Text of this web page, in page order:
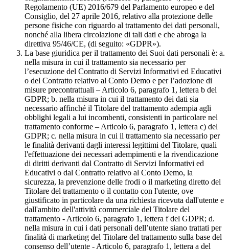
Regolamento (UE) 2016/679 del Parlamento europeo e del
Consiglio, del 27 aprile 2016, relativo alla protezione delle
persone fisiche con riguardo al trattamento dei dati personali,
nonché alla libera circolazione di tali dati e che abroga la
direttiva 95/46/CE, (di seguito: «GDPR»).
La base giuridica per il trattamento dei Suoi dati personali è: a.
nella misura in cui il trattamento sia necessario per
l’esecuzione del Contratto di Servizi Informativi ed Educativi
o del Contratto relativo al Conto Demo e per l’adozione di
misure precontrattuali – Articolo 6, paragrafo 1, lettera b del
GDPR; b. nella misura in cui il trattamento dei dati sia
necessario affinché il Titolare del trattamento adempia agli
obblighi legali a lui incombenti, consistenti in particolare nel
trattamento conforme – Articolo 6, paragrafo 1, lettera c) del
GDPR; c. nella misura in cui il trattamento sia necessario per
le finalità derivanti dagli interessi legittimi del Titolare, quali
l'effettuazione dei necessari adempimenti e la rivendicazione
di diritti derivanti dal Contratto di Servizi Informativi ed
Educativi o dal Contratto relativo al Conto Demo, la
sicurezza, la prevenzione delle frodi o il marketing diretto del
Titolare del trattamento o il contatto con l'utente, ove
giustificato in particolare da una richiesta ricevuta dall'utente e
dall'ambito dell'attività commerciale del Titolare del
trattamento - Articolo 6, paragrafo 1, lettera f del GDPR; d.
nella misura in cui i dati personali dell’utente siano trattati per
finalità di marketing del Titolare del trattamento sulla base del
consenso dell’utente - Articolo 6, paragrafo 1, lettera a del